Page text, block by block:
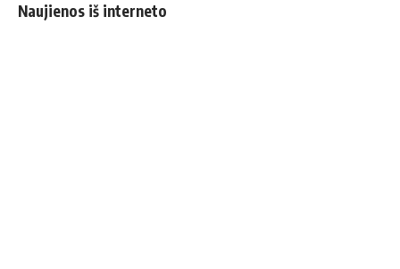
Naujienos iš interneto